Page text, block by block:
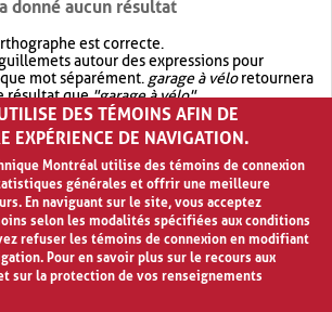
donné aucun résultat
est correcte.
autour des expressions pour
mot séparément. garage à véloretournera
résultat que"garage à vélo".
votre recherche avec OR.garage OR vélo
plus de résultat quegarage à vélo
DES TÉMOINS AFIN DE
EXPÉRIENCE DE NAVIGATION.
Montréal utilise des témoins de connexion
générales et offrir une meilleure
En naviguant sur le site, vous acceptez
selon les modalités spécifiées aux conditions
refuser les témoins de connexion en modifiant
Pour en savoir plus sur le recours aux
sur la protection de vos renseignements